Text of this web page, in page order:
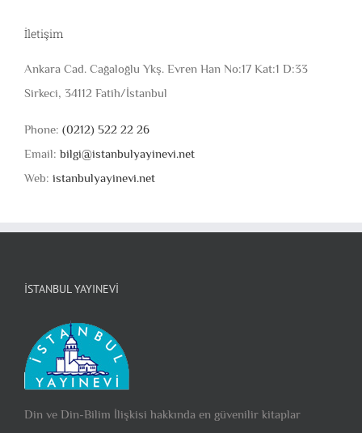
İletişim
Ankara Cad. Cağaloğlu Ykş. Evren Han No:17 Kat:1 D:33
Sirkeci, 34112 Fatih/İstanbul
Phone: (0212) 522 22 26
Email: bilgi@istanbulyayinevi.net
Web: istanbulyayinevi.net
İSTANBUL YAYINEVI
Din ve Din-Bilim İlişkisi hakkında en güvenilir kitaplar